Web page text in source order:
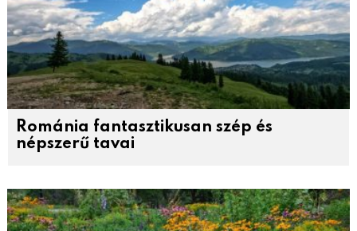
Románia fantasztikusan szép és
népszerű tavai